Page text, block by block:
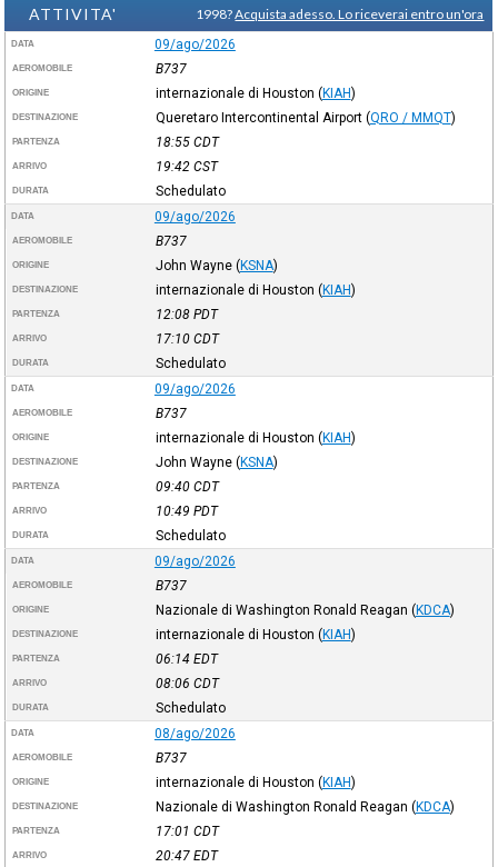
ATTIVITA'
1998?Acquista adesso. Lo riceverai entro un'ora
DATA 09/ago/2026
AEROMOBILE B737
ORIGINE internazionale di Houston (KIAH)
DESTINAZIONE Queretaro Intercontinental Airport (QRO / MMQT)
PARTENZA 18:55 CDT
ARRIVO 19:42 CST
DURATA Schedulato
DATA 09/ago/2026
AEROMOBILE B737
ORIGINE John Wayne (KSNA)
DESTINAZIONE internazionale di Houston (KIAH)
PARTENZA 12:08 PDT
ARRIVO 17:10 CDT
DURATA Schedulato
DATA 09/ago/2026
AEROMOBILE B737
ORIGINE internazionale di Houston (KIAH)
DESTINAZIONE John Wayne (KSNA)
PARTENZA 09:40 CDT
ARRIVO 10:49 PDT
DURATA Schedulato
DATA 09/ago/2026
AEROMOBILE B737
ORIGINE Nazionale di Washington Ronald Reagan (KDCA)
DESTINAZIONE internazionale di Houston (KIAH)
PARTENZA 06:14 EDT
ARRIVO 08:06 CDT
DURATA Schedulato
DATA 08/ago/2026
AEROMOBILE B737
ORIGINE internazionale di Houston (KIAH)
DESTINAZIONE Nazionale di Washington Ronald Reagan (KDCA)
PARTENZA 17:01 CDT
ARRIVO 20:47 EDT